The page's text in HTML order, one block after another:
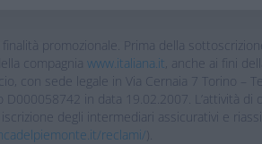
finalità promozionale. Prima della
compagnia www.italiana.it, anche ai fini
con sede legale in Via Cernaia 7 Torino –
D000058742 in data 19.02.2007. L’attività
degli intermediari assicurativi e
reclami/ ).